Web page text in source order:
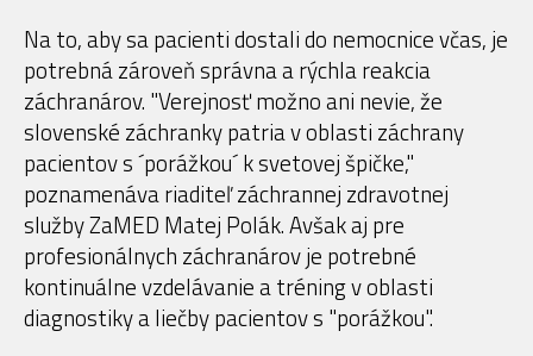
Na to, aby sa pacienti dostali do nemocnice včas, je
potrebná zároveň správna a rýchla reakcia
záchranárov. "Verejnosť možno ani nevie, že
slovenské záchranky patria v oblasti záchrany
pacientov s ´porážkou´ k svetovej špičke,"
poznamenáva riaditeľ záchrannej zdravotnej
služby ZaMED Matej Polák. Avšak aj pre
profesionálnych záchranárov je potrebné
kontinuálne vzdelávanie a tréning v oblasti
diagnostiky a liečby pacientov s "porážkou".